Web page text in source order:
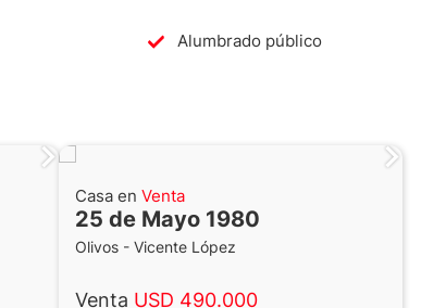
Alumbrado público
Casa en Venta
25 de Mayo 1980
Olivos - Vicente López
Venta USD 490.000